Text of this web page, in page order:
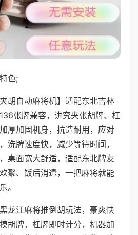
色;
胡自动麻将机】适配东北吉林
张牌兼容，讲究夹张胡牌、杠
厚加固机身，抗造耐用，应对
洗牌速度快，减少等待时间，
桌面宽大舒适，适配东北牌友
聚、饭后消遣，一把麻将就能
。
龙江麻将推倒胡玩法，豪爽快
胡牌，杠牌即时计分，机器加